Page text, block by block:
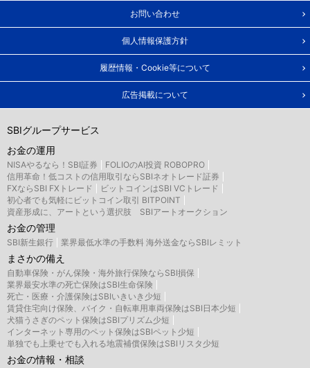
お問い合わせ
個人情報保護方針
履歴情報・Cookie等について
広告掲載について
SBIグループサービス
お金の運用
NISAやるなら！SBI証券
FOLIOのAI投資 ROBOPRO
信用革命！低コストの信用取引ならSBIネオトレード証券
FXならSBI FXトレード
ビットコインはSBI VCトレード
初心者でも気軽にビットコイン取引 BITPOINT
資産形成に、アートという選択肢 SBIアートオークション
お金の管理
SBI新生銀行 業界最低水準の手数料 海外送金ならSBIレミット
まさかの備え
自動車保険・がん保険・海外旅行保険ならSBI損保
業界最安水準の死亡保険はSBI生命保険
死亡・医療・介護保険はSBIいきいき少短
賃貸住宅向け保険、バイク・自転車用車両保険はSBI日本少短
犬猫うさぎのペット保険はSBIプリズム少短
インターネット専用のペット保険はSBIペット少短
単独でも上乗せでも入れる地震補償保険はSBIリスタ少短
お金の情報・相談